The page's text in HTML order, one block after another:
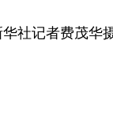
记者费茂华